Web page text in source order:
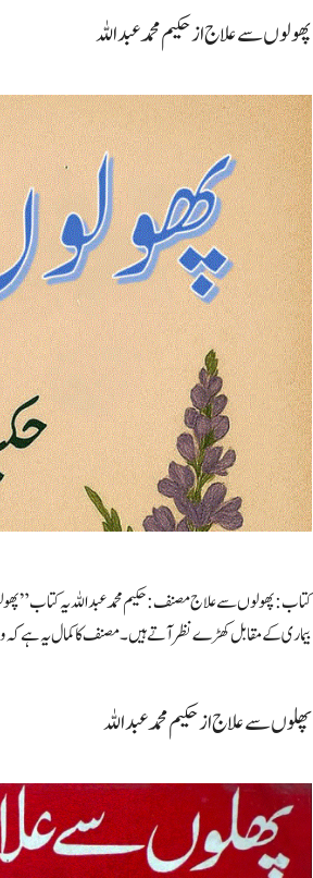
پھولوں سے علاج از حکیم محمد عبد اللہ
کتاب: پھولوں سے علاج مصنف: حکیم محمد عبد اللہ یہ کتاب ”
بیماری کے مقابل کھڑے نظر آتے ہیں۔ مصنف کا کمال یہ ہے کہ
پھلوں‌سے علاج از حکیم محمد عبداللہ